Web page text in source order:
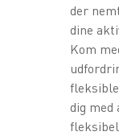
der
dine
Kom
dig med